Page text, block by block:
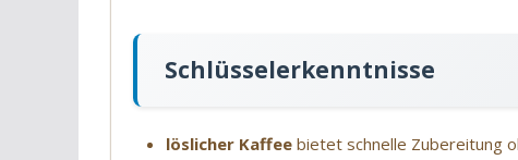
Schlüsselerkenntnisse
löslicher Kaffee bietet schnelle Zubereitung